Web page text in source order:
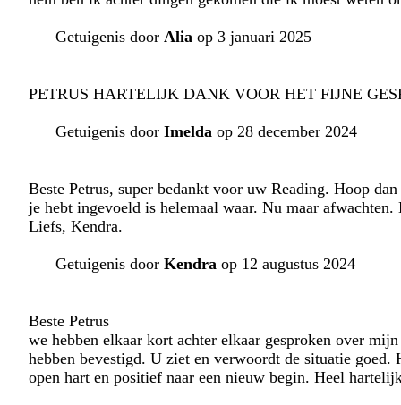
Getuigenis door Alia op 3 januari 2025
PETRUS HARTELIJK DANK VOOR HET FIJNE
Getuigenis door Imelda op 28 december 2024
Beste Petrus, super bedankt voor uw Reading. Hoop
je hebt ingevoeld is helemaal waar. Nu maar
Liefs, Kendra.
Getuigenis door Kendra op 12 augustus 2024
Beste Petrus
we hebben elkaar kort achter elkaar gesproken over
hebben bevestigd. U ziet en verwoordt de situatie
open hart en positief naar een nieuw begin. Heel